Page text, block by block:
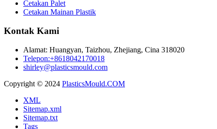
Cetakan Palet
Cetakan Mainan Plastik
Kontak Kami
Alamat: Huangyan, Taizhou, Zhejiang, Cina 318020
Telepon:+8618042170018
shirley@plasticsmould.com
Copyright © 2024 PlasticsMould.COM
XML
Sitemap.xml
Sitemap.txt
Tags